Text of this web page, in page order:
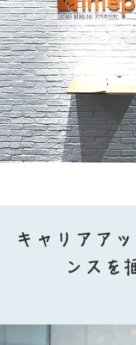
キャリアア
ンスを